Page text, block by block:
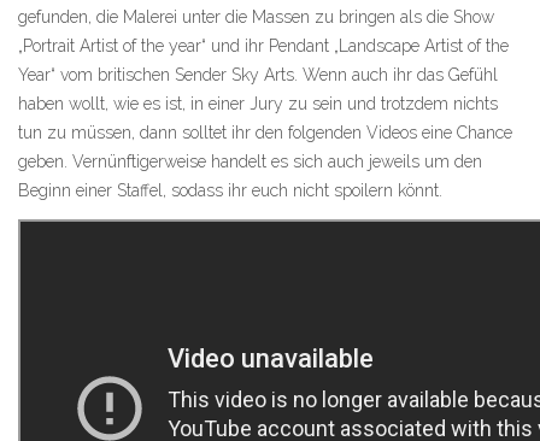
gefunden, die Malerei unter die Massen zu bringen als die Show
„Portrait Artist of the year“ und ihr Pendant „Landscape Artist of the
Year“ vom britischen Sender Sky Arts. Wenn auch ihr das Gefühl
haben wollt, wie es ist, in einer Jury zu sein und trotzdem nichts
tun zu müssen, dann solltet ihr den folgenden Videos eine Chance
geben. Vernünftigerweise handelt es sich auch jeweils um den
Beginn einer Staffel, sodass ihr euch nicht spoilern könnt.